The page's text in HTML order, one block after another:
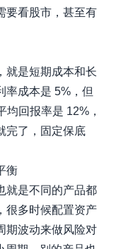
要看股市，甚至有
就是短期成本和长
率成本是 5%，但
回报率是 12%，
完了，固定保底
衡
就是不同的产品都
很多时候配置资产
期波动来做风险对